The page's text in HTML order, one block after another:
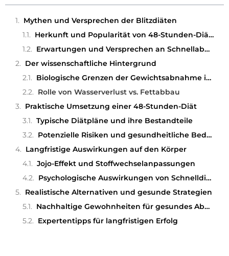
Mythen und Versprechen der Blitzdiäten
Herkunft und Popularität von 48-Stunden-Diäten
Erwartungen und Versprechen an Schnellabnehmer
Der wissenschaftliche Hintergrund
Biologische Grenzen der Gewichtsabnahme in 48 Stunden
Rolle von Wasserverlust vs. Fettabbau
Praktische Umsetzung einer 48-Stunden-Diät
Typische Diätpläne und ihre Bestandteile
Potenzielle Risiken und gesundheitliche Bedenken
Langfristige Auswirkungen auf den Körper
Jojo-Effekt und Stoffwechselanpassungen
Psychologische Auswirkungen von Schnelldiäten
Realistische Alternativen und gesunde Strategien
Nachhaltige Gewohnheiten für gesundes Abnehmen
Expertentipps für langfristigen Erfolg